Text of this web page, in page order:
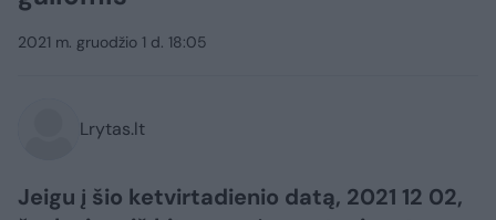
2021 m. gruodžio 1 d. 18:05
Lrytas.lt
Jeigu į šio ketvirtadienio datą, 2021 12 02,